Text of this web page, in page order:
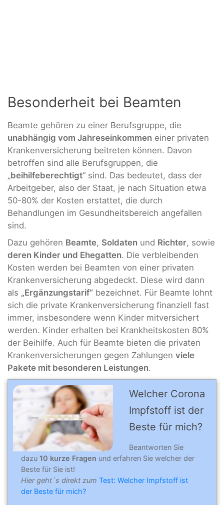
Besonderheit bei Beamten
Beamte gehören zu einer Berufsgruppe, die
unabhängig vom Jahreseinkommen einer privaten
Krankenversicherung beitreten können. Davon
betroffen sind alle Berufsgruppen, die
„beihilfeberechtigt“ sind. Das bedeutet, dass der
Arbeitgeber, also der Staat, je nach Situation etwa
50-80% der Kosten erstattet, die durch
Behandlungen im Gesundheitsbereich angefallen
sind.
Dazu gehören Beamte, Soldaten und Richter, sowie
deren Kinder und Ehegatten. Die verbleibenden
Kosten werden bei Beamten von einer privaten
Krankenversicherung abgedeckt. Diese wird dann
als „Ergänzungstarif“ bezeichnet. Für Beamte lohnt
sich die private Krankenversicherung finanziell fast
immer, insbesondere wenn Kinder mitversichert
werden. Kinder erhalten bei Krankheitskosten 80%
der Beihilfe. Auch für Beamte bieten die privaten
Krankenversicherungen gegen Zahlungen viele
Pakete mit besonderen Leistungen.
Welcher Corona
Impfstoff ist der
Beste für mich?
Beantworten Sie
dazu 10 kurze Fragen und erfahren Sie welcher der
Beste für Sie ist!
Hier geht´s direkt zum Test: Welcher Impfstoff ist
der Beste für mich?